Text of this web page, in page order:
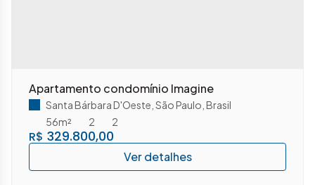
Apartamento condomínio Imagine
R$ 329.800,00
Santa Bárbara D'Oeste São Paulo Brasil
2
2
56m²